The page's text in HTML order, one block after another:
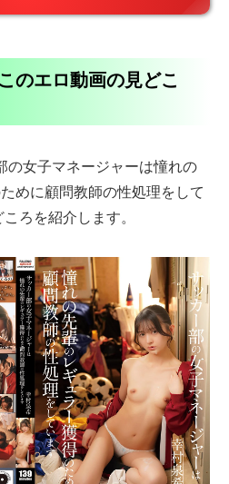
のエロ動画の見どこ
の女子マネージャーは憧れの
めに顧問教師の性処理をして
ろを紹介します。